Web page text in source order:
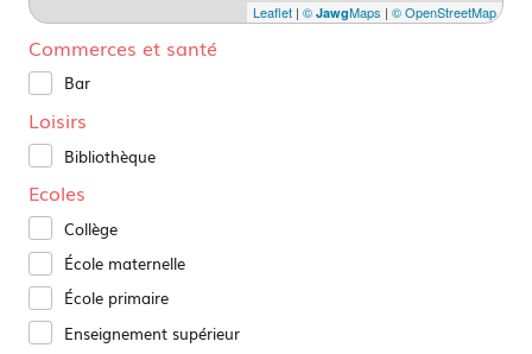
Leaflet | © JawgMaps | © OpenStreetMap
Commerces et santé
Bar
Loisirs
Bibliothèque
Ecoles
Collège
École maternelle
École primaire
Enseignement supérieur